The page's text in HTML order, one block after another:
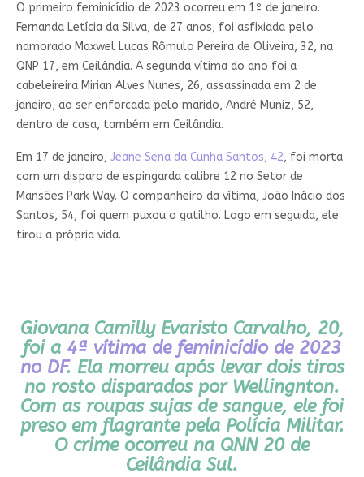
O primeiro feminicídio de 2023 ocorreu em 1º de janeiro.
Fernanda Letícia da Silva, de 27 anos, foi asfixiada pelo
namorado Maxwel Lucas Rômulo Pereira de Oliveira, 32, na
QNP 17, em Ceilândia. A segunda vítima do ano foi a
cabeleireira Mirian Alves Nunes, 26, assassinada em 2 de
janeiro, ao ser enforcada pelo marido, André Muniz, 52,
dentro de casa, também em Ceilândia.
Em 17 de janeiro, Jeane Sena da Cunha Santos, 42, foi morta
com um disparo de espingarda calibre 12 no Setor de
Mansões Park Way. O companheiro da vítima, João Inácio dos
Santos, 54, foi quem puxou o gatilho. Logo em seguida, ele
tirou a própria vida.
Giovana Camilly Evaristo Carvalho, 20,
foi a 4ª vítima de feminicídio de 2023
no DF. Ela morreu após levar dois tiros
no rosto disparados por Wellingnton.
Com as roupas sujas de sangue, ele foi
preso em flagrante pela Polícia Militar.
O crime ocorreu na QNN 20 de
Ceilândia Sul.